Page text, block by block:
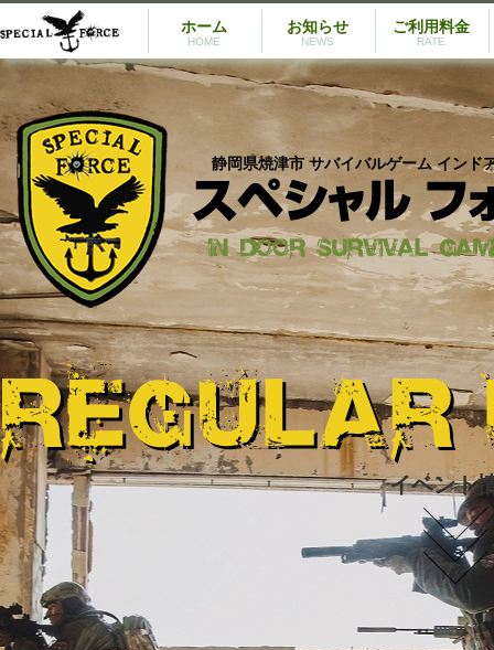
ホーム
HOME
お知らせ
NEWS
ご利用料金
RATE
静岡県焼津市 サバイバルゲーム インド
イベント